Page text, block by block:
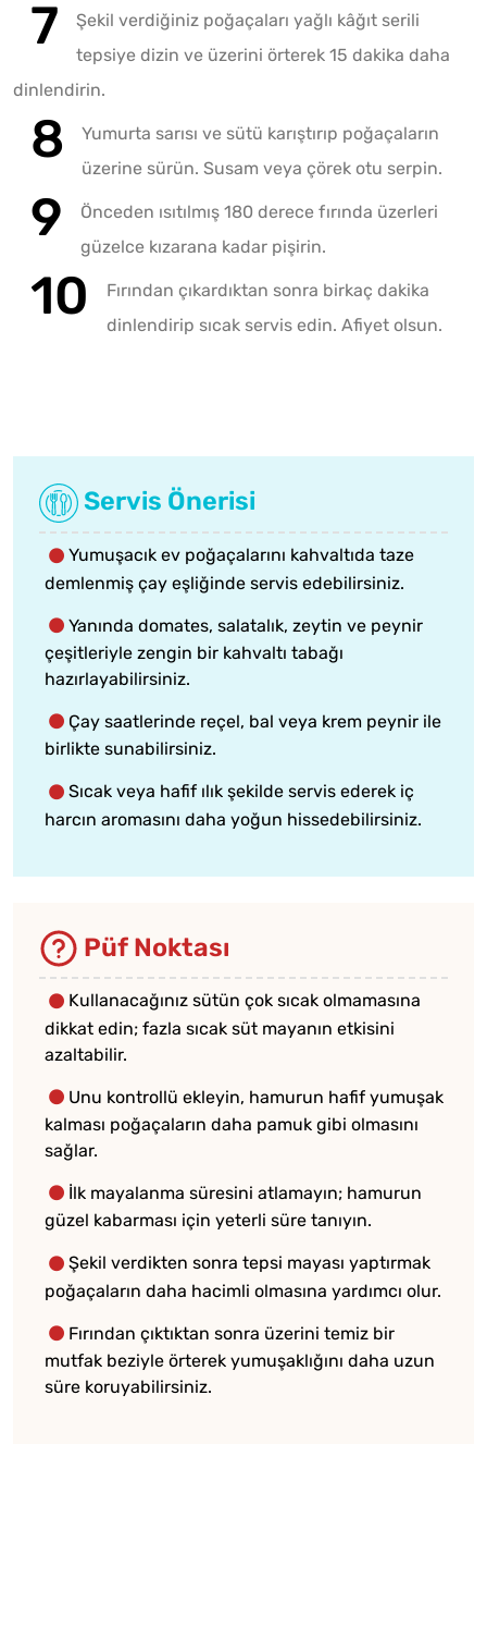
Şekil verdiğiniz poğaçaları yağlı kâğıt serili
tepsiye dizin ve üzerini örterek 15 dakika daha
dinlendirin.
Yumurta sarısı ve sütü karıştırıp poğaçaların
üzerine sürün. Susam veya çörek otu serpin.
Önceden ısıtılmış 180 derece fırında üzerleri
güzelce kızarana kadar pişirin.
Fırından çıkardıktan sonra birkaç dakika
dinlendirip sıcak servis edin. Afiyet olsun.
Servis Önerisi
Yumuşacık ev poğaçalarını kahvaltıda taze
demlenmiş çay eşliğinde servis edebilirsiniz.
Yanında domates, salatalık, zeytin ve peynir
çeşitleriyle zengin bir kahvaltı tabağı
hazırlayabilirsiniz.
Çay saatlerinde reçel, bal veya krem peynir ile
birlikte sunabilirsiniz.
Sıcak veya hafif ılık şekilde servis ederek iç
harcın aromasını daha yoğun hissedebilirsiniz.
Püf Noktası
Kullanacağınız sütün çok sıcak olmamasına
dikkat edin; fazla sıcak süt mayanın etkisini
azaltabilir.
Unu kontrollü ekleyin, hamurun hafif yumuşak
kalması poğaçaların daha pamuk gibi olmasını
sağlar.
İlk mayalanma süresini atlamayın; hamurun
güzel kabarması için yeterli süre tanıyın.
Şekil verdikten sonra tepsi mayası yaptırmak
poğaçaların daha hacimli olmasına yardımcı olur.
Fırından çıktıktan sonra üzerini temiz bir
mutfak beziyle örterek yumuşaklığını daha uzun
süre koruyabilirsiniz.